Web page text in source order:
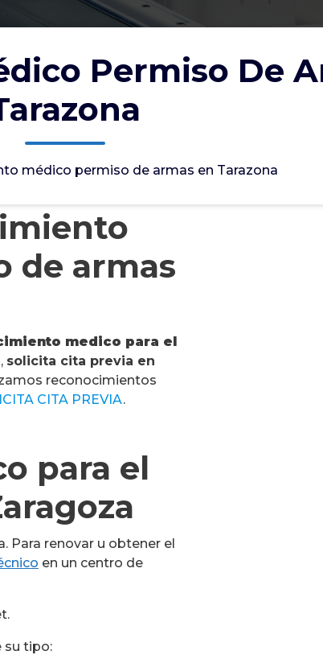
Permiso De
médico permiso de armas en Tarazona
de armas
medico para el
solicita cita previa en
reconocimientos
CITA PREVIA.
para el
Para renovar u obtener el
en un centro de
su tipo: